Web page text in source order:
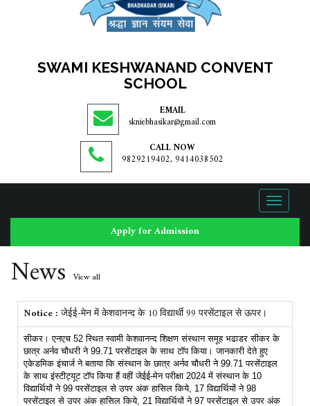
SWAMI KESHWANAND CONVENT
SCHOOL
EMAIL
skniebhasikar@gmail.com
CALL NOW
9829219402, 9414038502
Toggle
Apply for Admission
News View all
Notice : जेईई-मेन में केशवानन्द के 10 विद्यार्थी 99 परसेंटाइल से ऊपर।
सीकर। एनएच 52 स्थित स्वामी केशवानन्द शिक्षण संस्थान समूह भढाडर सीकर के
छात्र अर्नव चौधरी ने 99.71 परसेंटाइल के साथ टॉप किया। जानकारी देते हुए
एकेडमिक इंचार्ज ने बताया कि संस्थान के छात्र अर्नव चौधरी ने 99.71 परसेंटाइल
के साथ इंस्टीट्यूट टॉप किया हैं वहीं जेईई-मेन परीक्षा 2024 में संस्थान के 10
विद्यार्थियों ने 99 परसेंटाइल से उपर अंक हासिल किये, 17 विद्यार्थियों ने 98
परसेंटाइल से उपर अंक हासिल किये, 21 विद्यार्थियों ने 97 परसेंटाइल से उपर अंक